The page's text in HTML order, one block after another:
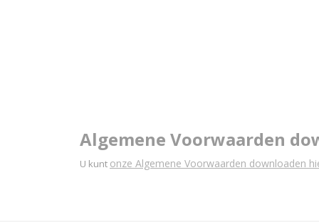
Algemene Voorwaarden
U kunt onze Algemene Voorwaarden downloaden